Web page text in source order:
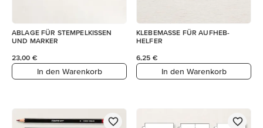
ABLAGE FÜR STEMPELKISSEN
UND MARKER
23,00 €
In den Warenkorb
KLEBEMASSE FÜR AUFHEB-
HELFER
6,25 €
In den Warenkorb